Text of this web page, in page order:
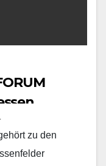
zu den